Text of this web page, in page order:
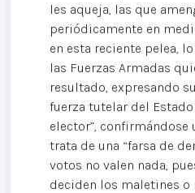
les aqueja, las que
periódicamente en
en esta reciente pelea,
las Fuerzas Armadas
resultado, expresando
fuerza tutelar del Estado
elector”, confirmándose
trata de una “farsa de
votos no valen nada,
deciden los maletines o